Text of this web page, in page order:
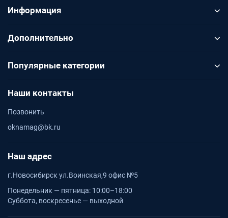
Информация
Дополнительно
Популярные категории
Наши контакты
Позвонить
oknamag@bk.ru
Наш адрес
г.Новосибирск ул.Воинская,9 офис №5
Понедельник — пятница: 10:00–18:00
Суббота, воскресенье — выходной